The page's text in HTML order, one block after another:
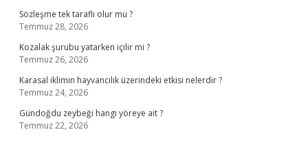
Sözleşme tek taraflı olur mu ?
Temmuz 28, 2026
Kozalak şurubu yatarken içilir mi ?
Temmuz 26, 2026
Karasal iklimin hayvancılık üzerindeki etkisi nelerdir ?
Temmuz 24, 2026
Gündoğdu zeybeği hangi yöreye ait ?
Temmuz 22, 2026